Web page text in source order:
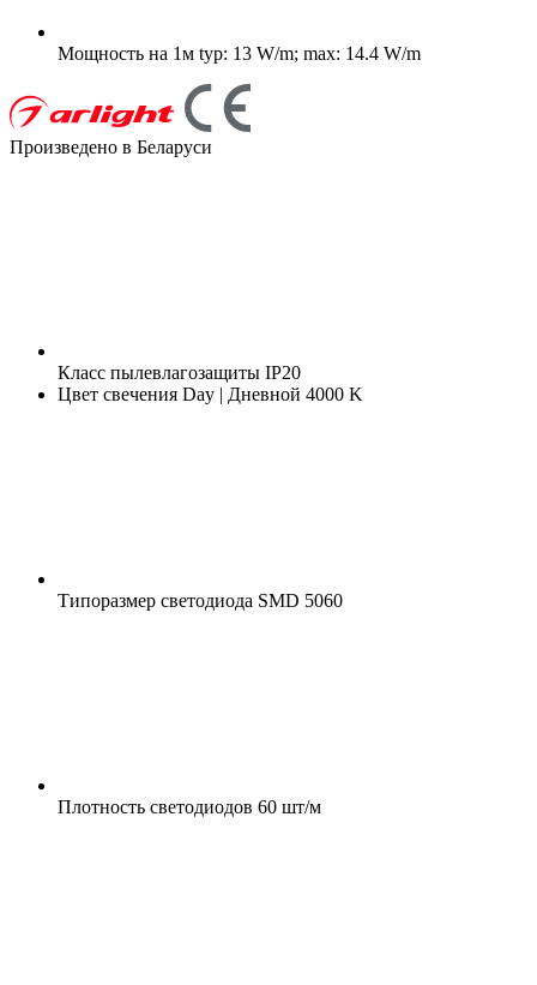
Мощность на 1м typ: 13 W/m; max: 14.4 W/m
Произведено в Беларуси
Класс пылевлагозащиты IP20
Цвет свечения Day | Дневной 4000 K
Типоразмер светодиода SMD 5060
Плотность светодиодов 60 шт/м